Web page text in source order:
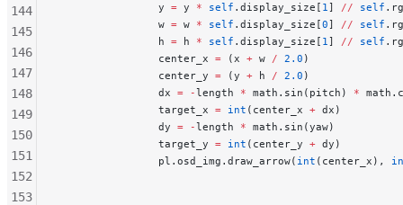
                y
= y * self .display_size[ 1] // self
                w
= w * self .display_size[0] // self
                h
= h * self .display_size[ 1] // self
                center_x
= (x + w / 2.0 )
                center_y
= (y + h / 2.0 )
                dx
= -length * math.sin(pitch) *
                target_x
= int (center_x + dx)
                dy
= -length * math.sin(yaw)
                target_y
= int (center_y + dy)
                pl.osd_img.draw_arrow(
int (center_x),
144
145
146
147
148
149
150
151
152
153